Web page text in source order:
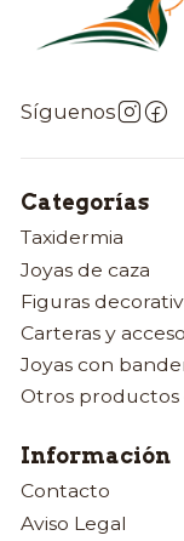
Síguenos
Categorías
Taxidermia
Joyas de caza
Figuras
Carteras y
Joyas con
Otros
Información
Contacto
Aviso Legal